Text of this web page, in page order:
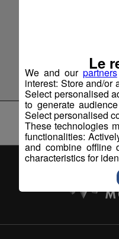
>>
We and our partners
interest: Store and/or
Select personalised
to generate
Select personalised
These technologies
functionalities:
and combine offline
characteristics for
Le